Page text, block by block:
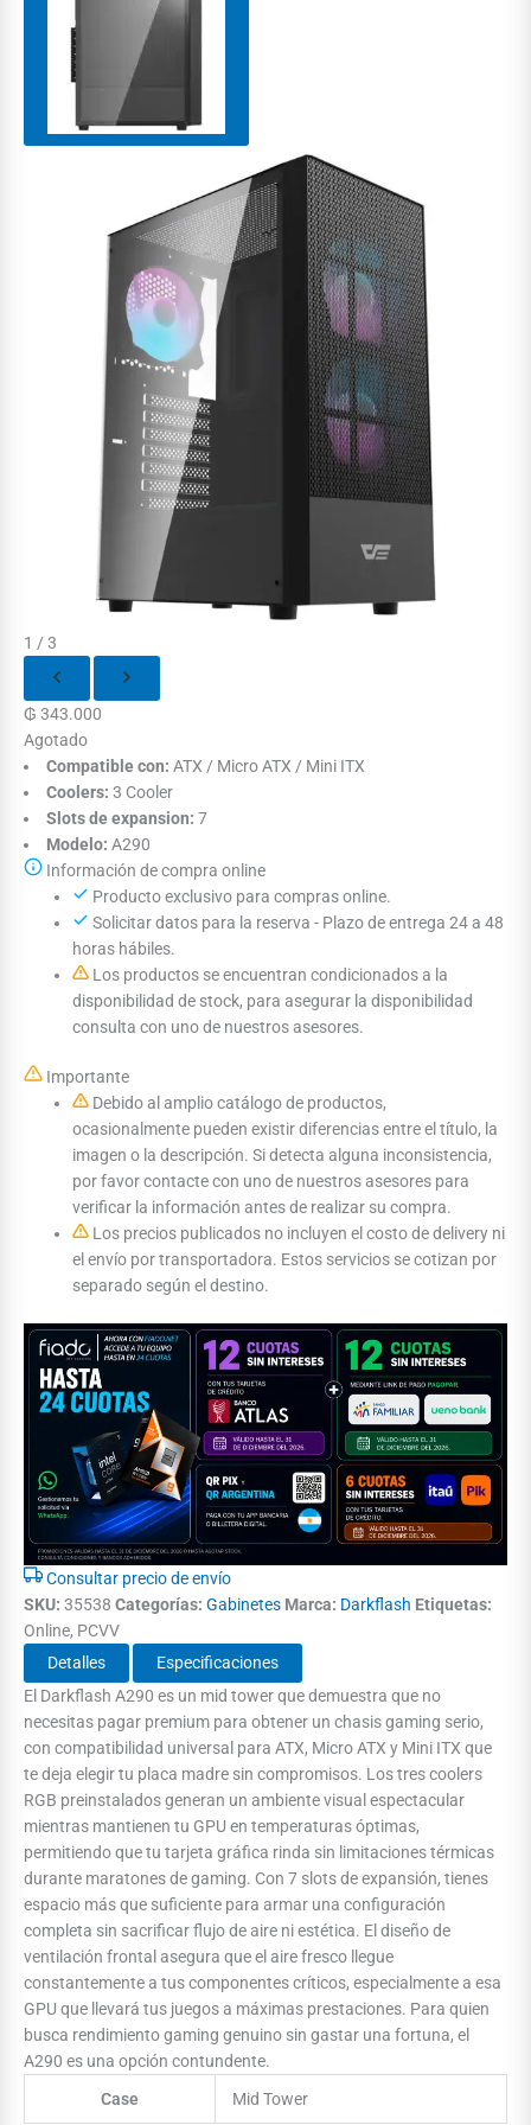
1 / 3
₲ 343.000
Agotado
Compatible con: ATX / Micro ATX / Mini ITX
Coolers: 3 Cooler
Slots de expansion: 7
Modelo: A290
Información de compra online
Producto exclusivo para compras online.
Solicitar datos para la reserva - Plazo de entrega 24 a 48
horas hábiles.
Los productos se encuentran condicionados a la
disponibilidad de stock, para asegurar la disponibilidad
consulta con uno de nuestros asesores.
Importante
Debido al amplio catálogo de productos,
ocasionalmente pueden existir diferencias entre el título, la
imagen o la descripción. Si detecta alguna inconsistencia,
por favor contacte con uno de nuestros asesores para
verificar la información antes de realizar su compra.
Los precios publicados no incluyen el costo de delivery ni
el envío por transportadora. Estos servicios se cotizan por
separado según el destino.
Consultar precio de envío
SKU: 35538 Categorías: Gabinetes Marca: Darkflash Etiquetas:
Online, PCVV
Detalles
Especificaciones
El Darkflash A290 es un mid tower que demuestra que no
necesitas pagar premium para obtener un chasis gaming serio,
con compatibilidad universal para ATX, Micro ATX y Mini ITX que
te deja elegir tu placa madre sin compromisos. Los tres coolers
RGB preinstalados generan un ambiente visual espectacular
mientras mantienen tu GPU en temperaturas óptimas,
permitiendo que tu tarjeta gráfica rinda sin limitaciones térmicas
durante maratones de gaming. Con 7 slots de expansión, tienes
espacio más que suficiente para armar una configuración
completa sin sacrificar flujo de aire ni estética. El diseño de
ventilación frontal asegura que el aire fresco llegue
constantemente a tus componentes críticos, especialmente a esa
GPU que llevará tus juegos a máximas prestaciones. Para quien
busca rendimiento gaming genuino sin gastar una fortuna, el
A290 es una opción contundente.
Case
Mid Tower